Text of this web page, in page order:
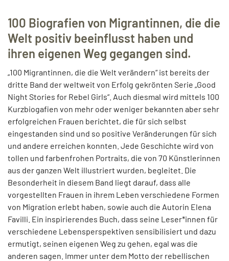
100 Biografien von Migrantinnen, die die
Welt positiv beeinflusst haben und
ihren eigenen Weg gegangen sind.
„100 Migrantinnen, die die Welt verändern“ ist bereits der
dritte Band der weltweit von Erfolg gekrönten Serie „Good
Night Stories for Rebel Girls“. Auch diesmal wird mittels 100
Kurzbiogafien von mehr oder weniger bekannten aber sehr
erfolgreichen Frauen berichtet, die für sich selbst
eingestanden sind und so positive Veränderungen für sich
und andere erreichen konnten. Jede Geschichte wird von
tollen und farbenfrohen Portraits, die von 70 Künstlerinnen
aus der ganzen Welt illustriert wurden, begleitet. Die
Besonderheit in diesem Band liegt darauf, dass alle
vorgestellten Frauen in ihrem Leben verschiedene Formen
von Migration erlebt haben, sowie auch die Autorin Elena
Favilli. Ein inspirierendes Buch, dass seine Leser*innen für
verschiedene Lebensperspektiven sensibilisiert und dazu
ermutigt, seinen eigenen Weg zu gehen, egal was die
anderen sagen. Immer unter dem Motto der rebellischen